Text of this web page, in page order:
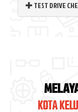
TEST DRIVE
KOTA